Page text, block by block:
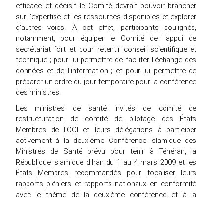
efficace et décisif le Comité devrait pouvoir brancher
sur l'expertise et les ressources disponibles et explorer
d'autres voies. À cet effet, participants soulignés,
notamment, pour équiper le Comité de l'appui de
secrétariat fort et pour retentir conseil scientifique et
technique ; pour lui permettre de faciliter l'échange des
données et de l'information ; et pour lui permettre de
préparer un ordre du jour temporaire pour la conférence
des ministres.
Les ministres de santé invités de comité de
restructuration de comité de pilotage des États
Membres de l'OCI et leurs délégations à participer
activement à la deuxième Conférence Islamique des
Ministres de Santé prévu pour tenir à Téhéran, la
République Islamique d'Iran du 1 au 4 mars 2009 et les
États Membres recommandés pour focaliser leurs
rapports pléniers et rapports nationaux en conformité
avec le thème de la deuxième conférence et à la